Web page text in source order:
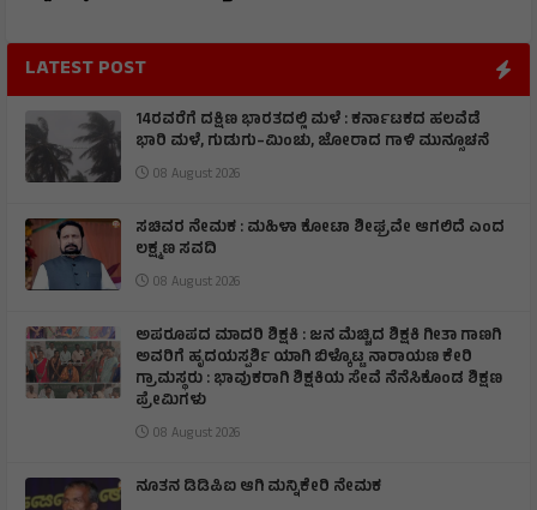
LATEST POST
14ರವರೆಗೆ ದಕ್ಷಿಣ ಭಾರತದಲ್ಲಿ ಮಳೆ : ಕರ್ನಾಟಕದ ಹಲವೆಡೆ
ಭಾರಿ ಮಳೆ, ಗುಡುಗು–ಮಿಂಚು, ಜೋರಾದ ಗಾಳಿ ಮುನ್ಸೂಚನೆ
08 August 2026
ಸಚಿವರ ನೇಮಕ : ಮಹಿಳಾ ಕೋಟಾ ಶೀಘ್ರವೇ ಆಗಲಿದೆ ಎಂದ
ಲಕ್ಷ್ಮಣ ಸವದಿ
08 August 2026
ಅಪರೂಪದ ಮಾದರಿ ಶಿಕ್ಷಕಿ : ಜನ ಮೆಚ್ಚಿದ ಶಿಕ್ಷಕಿ ಗೀತಾ ಗಾಣಗಿ
ಅವರಿಗೆ ಹೃದಯಸ್ಪರ್ಶಿ ಯಾಗಿ ಬಿಳ್ಕೊಟ್ಟ ನಾರಾಯಣ ಕೇರಿ
ಗ್ರಾಮಸ್ಥರು : ಭಾವುಕರಾಗಿ ಶಿಕ್ಷಕಿಯ ಸೇವೆ ನೆನೆಸಿಕೊಂಡ ಶಿಕ್ಷಣ
ಪ್ರೇಮಿಗಳು
08 August 2026
ನೂತನ ಡಿಡಿಪಿಐ ಆಗಿ ಮನ್ನಿಕೇರಿ ನೇಮಕ